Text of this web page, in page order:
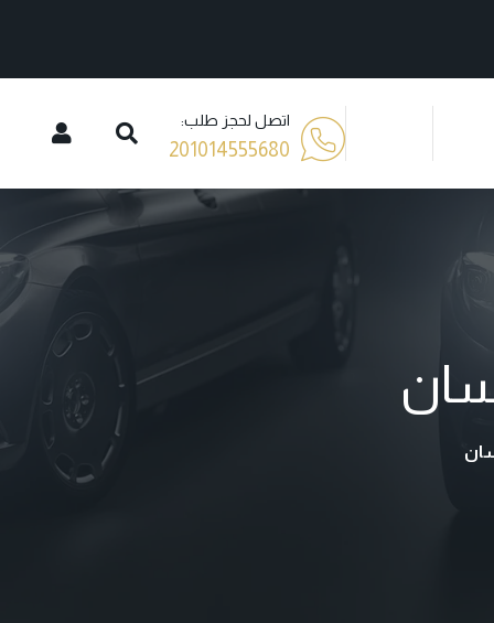
اتصل لحجز طلب:
201014555680